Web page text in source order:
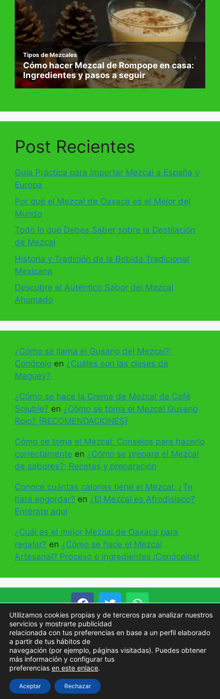
Post Recientes
Guía Práctica para Importar Mezcal a España y
Europa
Por qué el Mezcal de Oaxaca es el Mejor del
Mundo
Todo lo que Debes Saber sobre la Destilación
de Mezcal
Historia y Tradición de la Bebida Tradicional
Mexicana
Descubre el Auténtico Sabor del Mezcal
Ahumado
¿Cómo se llama el Gusano del Mezcal?:
Conócelo en ¿Cuáles son las clases de
Maguey?
¿Cómo se hace la Crema de Mezcal de Café
Soluble? en ¿Cómo se toma el Mezcal Gusano
Rojo? [RECOMENDACIONES]
Cómo se toma el Mezcal: Consejos para hacerlo
correctamente en ¿Cómo se prepara el Mezcal
de sabores?: Recetas y preparación
Conoce cuántas calorías tiene el Mezcal: ¿Te
hará engordar? en ¿El Mezcal es Afrodisiaco?
Entérate aquí
¿Cuál es el mejor Mezcal de Oaxaca para
regalar? en ¿Cómo se hace el Mezcal
Artesanal? Proceso e ingredientes ¡Conócelos!
Inicio Aviso Legal
Disclaimer
Información sobre las Cookies
Politicas de Cookies
Políticas de privacidad
Contactos
© 2025-2026 ADVERTISING AND MARKETING 2018
Utilizamos cookies propias y de terceros para analizar nuestros
servicios y mostrarte publicidad
relacionada con tus preferencias en base a un perfil elaborado
a partir de tus hábitos de
navegación (por ejemplo, páginas visitadas). Puedes obtener
más información y configurar tus
preferencias en este enlace.
Aceptar Rechazar